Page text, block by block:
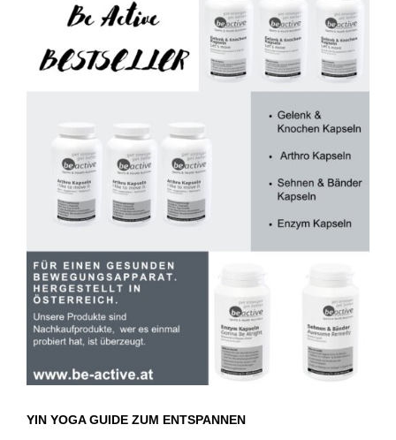
YIN YOGA GUIDE ZUM ENTSPANNEN